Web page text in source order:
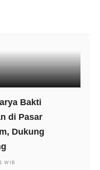
Bakti
di Pasar
Dukung
WIB